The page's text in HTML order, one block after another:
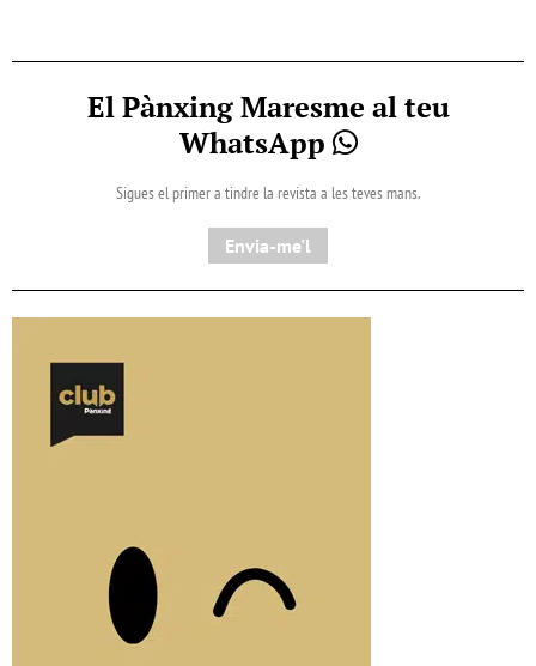
El Pànxing Maresme al teu
WhatsApp
Sigues el primer a tindre la revista a les teves mans.
Envia-me'l